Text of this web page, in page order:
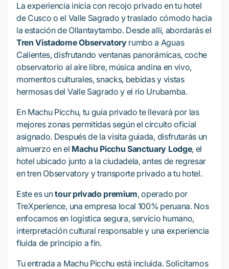
La experiencia inicia con recojo privado en tu hotel
de Cusco o el Valle Sagrado y traslado cómodo hacia
la estación de Ollantaytambo. Desde allí, abordarás el
Tren Vistadome Observatoryrumbo a Aguas
Calientes, disfrutando ventanas panorámicas, coche
observatorio al aire libre, música andina en vivo,
momentos culturales, snacks, bebidas y vistas
hermosas del Valle Sagrado y el río Urubamba.
En Machu Picchu, tu guía privado te llevará por las
mejores zonas permitidas según el circuito oficial
asignado. Después de la visita guiada, disfrutarás un
almuerzo en el Machu Picchu Sanctuary Lodge, el
hotel ubicado junto a la ciudadela, antes de regresar
en tren Observatory y transporte privado a tu hotel.
Este es untour privado premium, operado por
TreXperience, una empresa local 100% peruana. Nos
enfocamos en logística segura, servicio humano,
interpretación cultural responsable y una experiencia
fluida de principio a fin.
Tu entrada a Machu Picchu está incluida. Solicitamos